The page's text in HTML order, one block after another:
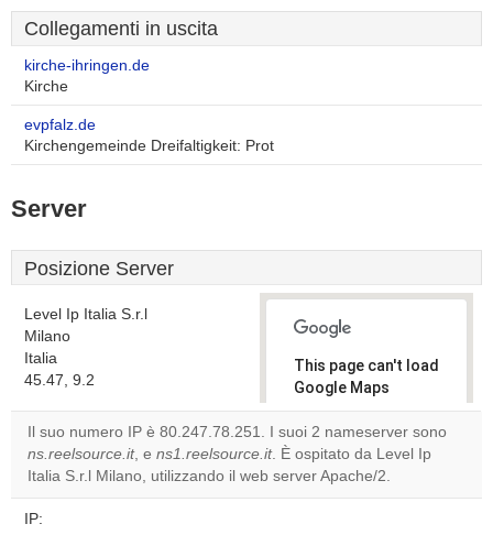
Collegamenti in uscita
kirche-ihringen.de
Kirche
evpfalz.de
Kirchengemeinde Dreifaltigkeit: Prot
Server
Posizione Server
Level Ip Italia S.r.l
Milano
Italia
45.47, 9.2
This page can't load
Google Maps
correctly.
Do you
own this
Il suo numero IP è 80.247.78.251. I suoi 2 nameserver sono
ns.reelsource.it, e ns1.reelsource.it. È ospitato da Level Ip
Italia S.r.l Milano, utilizzando il web server Apache/2.
IP: